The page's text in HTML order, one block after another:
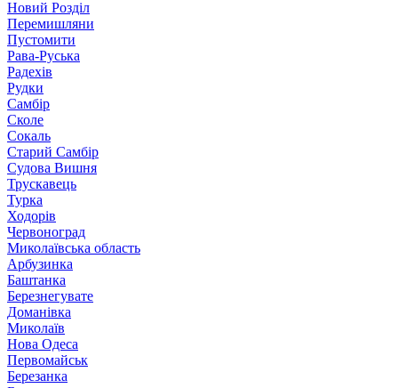
Новий Розділ
Перемишляни
Пустомити
Рава-Руська
Радехів
Рудки
Самбір
Сколе
Сокаль
Старий Самбір
Судова Вишня
Трускавець
Турка
Ходорів
Червоноград
Миколаївська область
Арбузинка
Баштанка
Березнегувате
Доманівка
Миколаїв
Нова Одеса
Первомайськ
Березанка